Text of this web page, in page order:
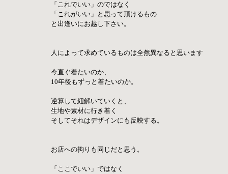
「これでいい」のではなく
「これがいい」と思って頂けるもの
と出逢いにお越し下さい。
人によって求めているものは全然異なると思います
今直ぐ着たいのか、
10年後もずっと着たいのか。
逆算して紐解いていくと、
生地や素材に行き着く
そしてそれはデザインにも反映する。
お店への拘りも同じだと思う。
「ここでいい」ではなく